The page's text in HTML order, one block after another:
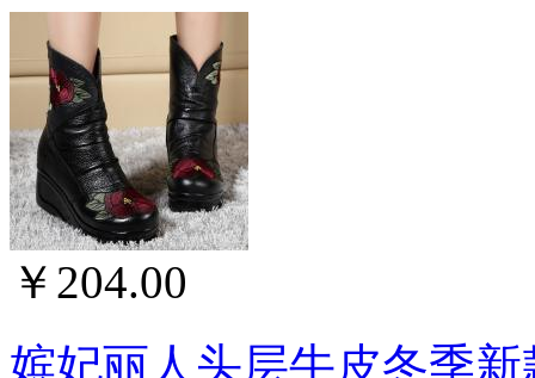
￥204.00
嫔妃丽人头层牛皮冬季